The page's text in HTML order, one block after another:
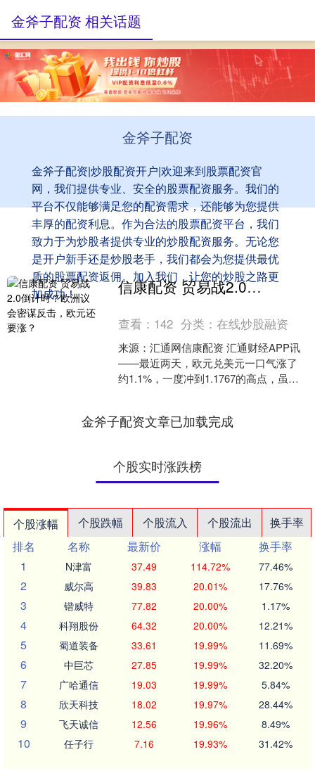
金斧子配资
金斧子配资|炒股配资开户|欢迎来到股票配资官
网，我们提供专业、安全的股票配资服务。我们的
平台不仅能够满足您的配资需求，还能够为您提供
丰厚的配资利息。作为合法的股票配资平台，我们
致力于为炒股者提供专业的炒股配资服务。无论您
是开户新手还是炒股老手，我们都会为您提供最优
质的股票配资返佣。加入我们，让您的炒股之路更
加成功！
金斧子配资 相关话题
信康配资 贸易战2.0倒计时？欧洲议会密谋反击，欧元还要涨？
查看： 142 分类：在线炒股融资
来源：汇通网信康配资 汇通财经APP讯
——最近两天，欧元兑美元一口气涨了
约1.1%，一度冲到1.1767的高点，虽然
金斧子配资文章已加载完成
个股实时涨跌榜
个股涨幅 个股跌幅 个股流入 个股流出
换手率
排名
名称 最新价 涨幅
换手率
1
N津富 37.49 114.72% 77.46%
2 威尔高 39.83 20.01% 17.76%
3 锴威特 77.82 20.00% 1.17%
4 科翔股份 64.32 20.00% 12.21%
5 蜀道装备 33.61 19.99% 11.69%
6 中巨芯 27.85 19.99% 32.20%
7 广哈通信 19.03 19.99% 5.84%
8 欣天科技 18.02 19.97% 28.44%
9 飞天诚信 12.56 19.96% 8.49%
10 任子行 7.16 19.93% 31.42%